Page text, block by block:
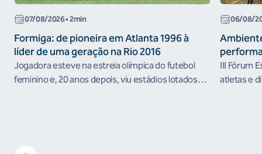
07/08/2026• 2min
Formiga: de pioneira em Atlanta 1996 à
líder de uma geração na Rio 2016
Jogadora esteve na estreia olímpica do futebol
feminino e, 20 anos depois, viu estádios lotados
06/08/
III Fórum
atletas e